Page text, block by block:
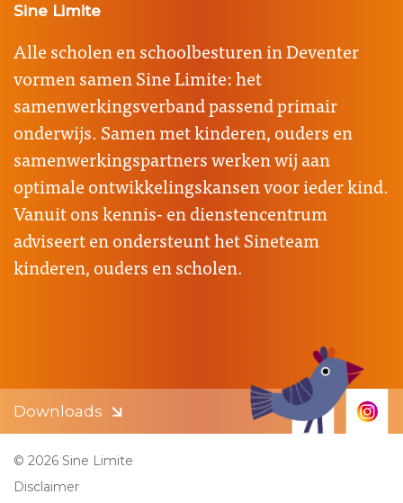
Sine Limite
Alle scholen en schoolbesturen in Deventer
vormen samen Sine Limite: het
samenwerkingsverband passend primair
onderwijs. Samen met kinderen, ouders en
samenwerkingspartners werken wij aan
optimale ontwikkelingskansen voor ieder kind.
Vanuit ons kennis- en dienstencentrum
adviseert en ondersteunt het Sineteam
kinderen, ouders en scholen.
Downloads
© 2026 Sine Limite
Disclaimer